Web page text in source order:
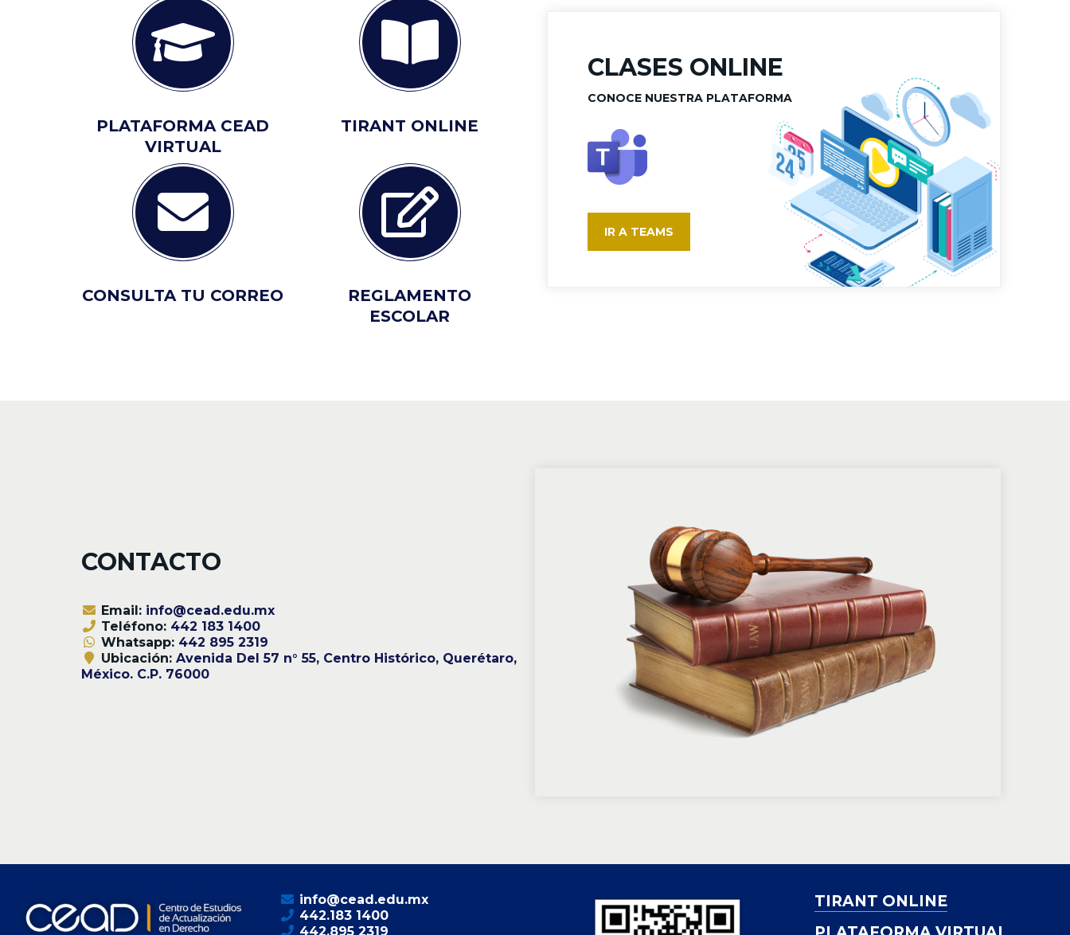
PLATAFORMA CEAD
VIRTUAL
TIRANT ONLINE
CONSULTA TU CORREO
REGLAMENTO
ESCOLAR
CLASES ONLINE
CONOCE NUESTRA PLATAFORMA
IR A TEAMS
CONTACTO
Email: info@cead.edu.mx
Teléfono: 442 183 1400
Whatsapp: 442 895 2319
Ubicación: Avenida Del 57 n° 55, Centro Histórico, Querétaro,
México. C.P. 76000
info@cead.edu.mx
442.183 1400
442.895 2319
TIRANT ONLINE